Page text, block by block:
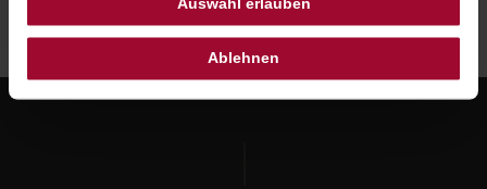
Auswahl erlauben
Ablehnen